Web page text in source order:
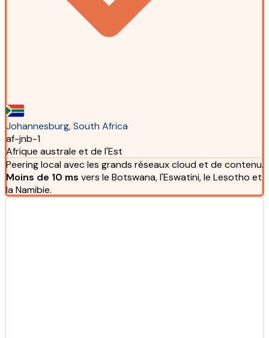
Johannesburg, South Africa
af-jnb-1
Afrique australe et de l'Est
Peering local avec les grands réseaux cloud et de contenu.
Moins de 10 ms vers le Botswana, l'Eswatini, le Lesotho et
la Namibie.